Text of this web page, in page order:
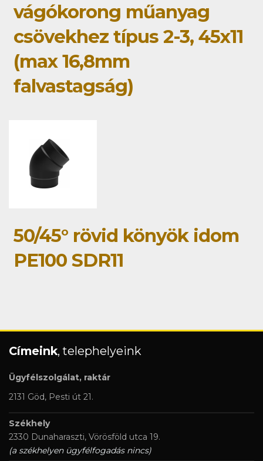
vágókorong műanyag
csövekhez típus 2-3, 45x11
(max 16,8mm
falvastagság)
50/45° rövid könyök idom
PE100 SDR11
Címeink, telephelyeink
Ügyfélszolgálat, raktár
2131 Göd, Pesti út 21.
Székhely
2330 Dunaharaszti, Vörösföld utca 19.
(a székhelyen ügyfélfogadás nincs)